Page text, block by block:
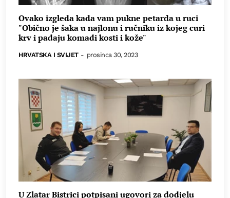
Ovako izgleda kada vam pukne petarda u ruci
"Obično je šaka u najlonu i ručniku iz kojeg curi
krv i padaju komadi kosti i kože"
HRVATSKA I SVIJET - prosinca 30, 2023
U Zlatar Bistrici potpisani ugovori za dodjelu